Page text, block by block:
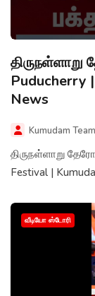
Puducherry
News
Kumudam Team
திருநள்ளாறு
Festival |
வீடியோ ஸ்டோரி